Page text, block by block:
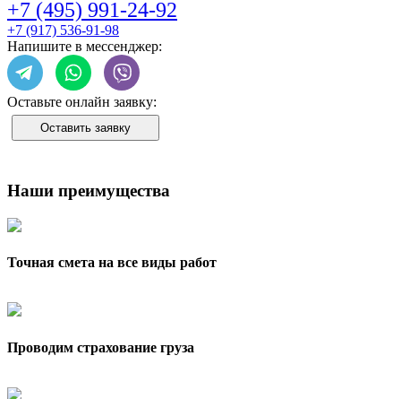
+7 (495) 991-24-92
+7 (917) 536-91-98
Напишите в мессенджер:
Оставьте онлайн заявку:
Оставить заявку
Наши преимущества
Точная смета на все виды работ
Проводим страхование груза